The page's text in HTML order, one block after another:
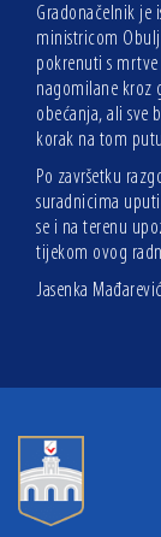
Gradonačelnik je
ministricom
pokrenuti s
nagomilane kroz
obećanja, ali sve
korak na tom
Po završetku
suradnicima
se i na terenu
tijekom ovog
Jasenka Mađarević